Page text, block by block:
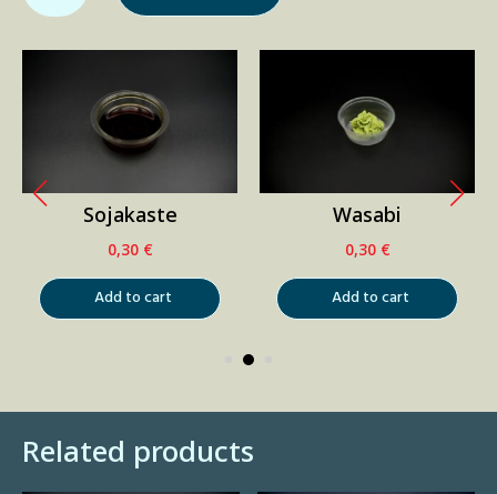
Sojakaste
0,30€
Add to cart
Wasabi
0,30€
Add to cart
Related products